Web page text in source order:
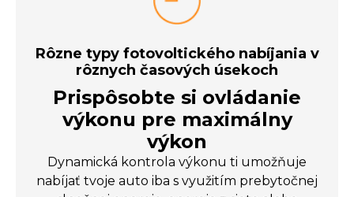
Rôzne typy fotovoltického nabíjania v
rôznych časových úsekoch
Prispôsobte si ovládanie
výkonu pre maximálny
výkon
Dynamická kontrola výkonu ti umožňuje
nabíjať tvoje auto iba s využitím prebytočnej